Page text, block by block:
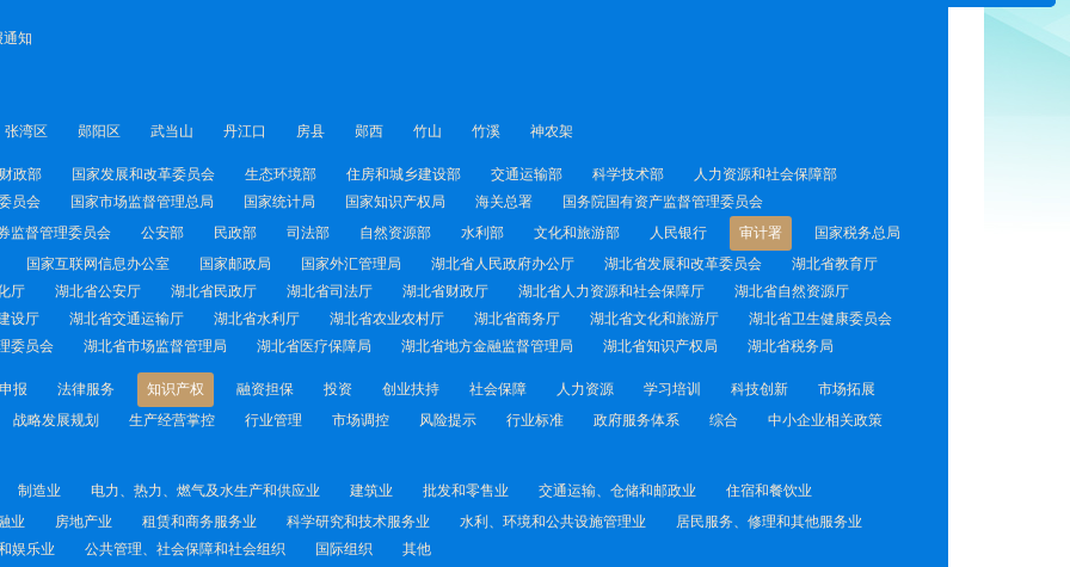
通知
张湾区 郧阳区 武当山 丹江口 房县 郧西 竹山 竹溪 神农架
财政部 国家发展和改革委员会 生态环境部 住房和城乡建设部 交通运输部 科学技术部
人力资源和社会保障部
员会 国家市场监督管理总局 国家统计局 国家知识产权局 海关总署
国务院国有资产监督管理委员会
监督管理委员会 公安部 民政部 司法部 自然资源部 水利部 文化和旅游部 人民银行 审计署
国家税务总局
国家互联网信息办公室 国家邮政局 国家外汇管理局 湖北省人民政府办公厅 湖北省发展和改革委员会
湖北省教育厅
厅 湖北省公安厅 湖北省民政厅 湖北省司法厅 湖北省财政厅 湖北省人力资源和社会保障厅
湖北省自然资源厅
设厅 湖北省交通运输厅 湖北省水利厅 湖北省农业农村厅 湖北省商务厅 湖北省文化和旅游厅
湖北省卫生健康委员会
委员会 湖北省市场监督管理局 湖北省医疗保障局 湖北省地方金融监督管理局 湖北省知识产权局 湖北省税务局
报 法律服务 知识产权 融资担保 投资 创业扶持 社会保障 人力资源 学习培训 科技创新
市场拓展
战略发展规划 生产经营掌控 行业管理 市场调控 风险提示 行业标准 政府服务体系 综合
中小企业相关政策
制造业 电力、热力、燃气及水生产和供应业 建筑业 批发和零售业 交通运输、仓储和邮政业
住宿和餐饮业
业 房地产业 租赁和商务服务业 科学研究和技术服务业 水利、环境和公共设施管理业
居民服务、修理和其他服务业
娱乐业 公共管理、社会保障和社会组织 国际组织 其他